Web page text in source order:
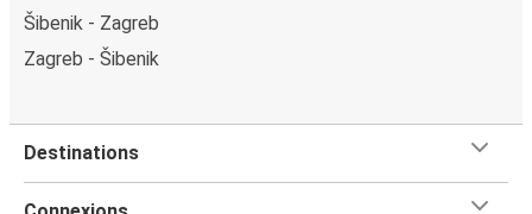
Šibenik - Zagreb
Zagreb - Šibenik
Destinations